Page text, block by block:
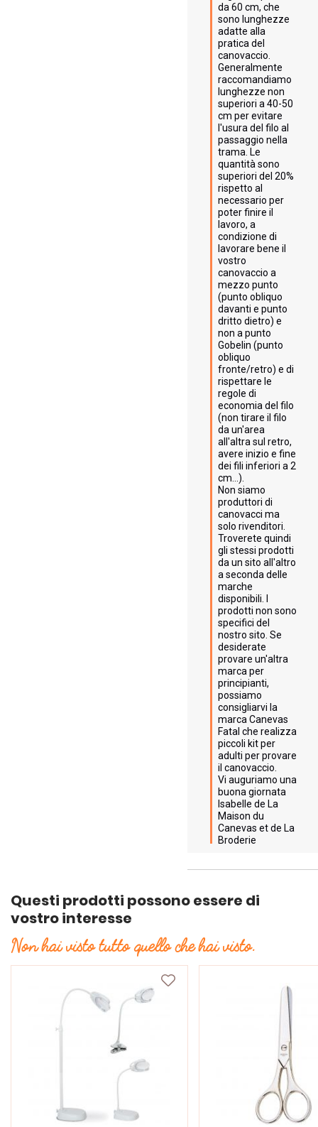
da 60 cm, che
sono lunghezze
adatte alla
pratica del
canovaccio.
Generalmente
raccomandiamo
lunghezze non
superiori a 40-50
cm per evitare
l'usura del filo al
passaggio nella
trama. Le
quantità sono
superiori del 20%
rispetto al
necessario per
poter finire il
lavoro, a
condizione di
lavorare bene il
vostro
canovaccio a
mezzo punto
(punto obliquo
davanti e punto
dritto dietro) e
non a punto
Gobelin (punto
obliquo
fronte/retro) e di
rispettare le
regole di
economia del filo
(non tirare il filo
da un'area
all'altra sul retro,
avere inizio e fine
dei fili inferiori a 2
cm...).
Non siamo
produttori di
canovacci ma
solo rivenditori.
Troverete quindi
gli stessi prodotti
da un sito all'altro
a seconda delle
marche
disponibili. I
prodotti non sono
specifici del
nostro sito. Se
desiderate
provare un'altra
marca per
principianti,
possiamo
consigliarvi la
marca Canevas
Fatal che realizza
piccoli kit per
adulti per provare
il canovaccio.
Vi auguriamo una
buona giornata
Isabelle de La
Maison du
Canevas et de La
Broderie
Questi prodotti possono essere di
vostro interesse
Non hai visto tutto quello che hai visto.